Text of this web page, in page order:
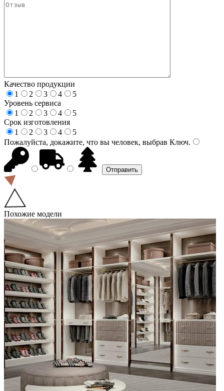
Качество продукции
1
2 3 4
5
Уровень сервиса
1
2 3 4
5
Срок изготовления
1
2 3 4
5
Пожалуйста, докажите, что вы человек, выбрав Ключ.
Похожие модели